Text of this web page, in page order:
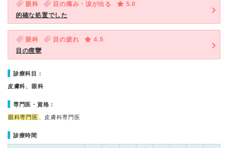
眼科 目の痛み・涙が出る
5.0
的確な処置でした
眼科 目の疲れ
4.5
目の痙攣
診療科目：
皮膚科、眼科
専門医・資格：
眼科専門医 、皮膚科専門医
診療時間